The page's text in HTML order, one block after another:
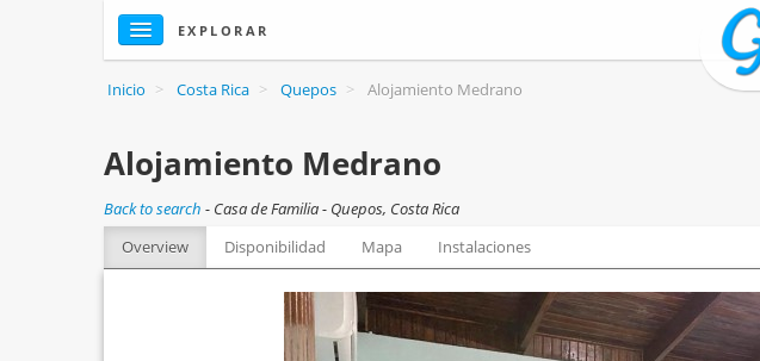
EXPLORAR
Inicio > Costa Rica > Quepos > Alojamiento Medrano
Alojamiento Medrano
Back to search - Casa de Familia - Quepos, Costa Rica
Overview
Disponibilidad Mapa Instalaciones